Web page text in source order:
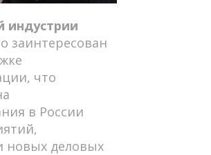
индустрии
заинтересован
что
в России
новых деловых